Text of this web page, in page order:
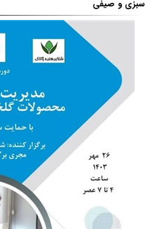
سبزی و صیفی